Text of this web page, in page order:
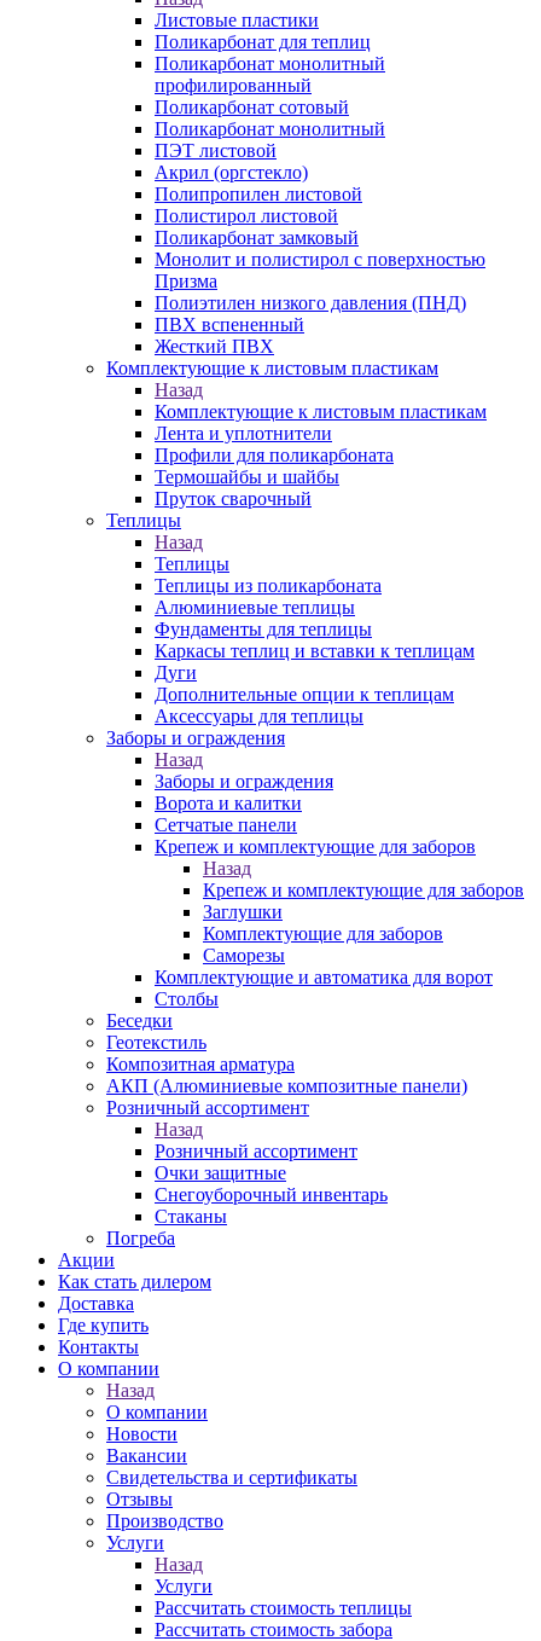
Листовые пластики
Поликарбонат для теплиц
Поликарбонат монолитный
профилированный
Поликарбонат сотовый
Поликарбонат монолитный
ПЭТ листовой
Акрил (оргстекло)
Полипропилен листовой
Полистирол листовой
Поликарбонат замковый
Монолит и полистирол с поверхностью
Призма
Полиэтилен низкого давления (ПНД)
ПВХ вспененный
Жесткий ПВХ
Комплектующие к листовым пластикам
Назад
Комплектующие к листовым пластикам
Лента и уплотнители
Профили для поликарбоната
Термошайбы и шайбы
Пруток сварочный
Теплицы
Назад
Теплицы
Теплицы из поликарбоната
Алюминиевые теплицы
Фундаменты для теплицы
Каркасы теплиц и вставки к теплицам
Дуги
Дополнительные опции к теплицам
Аксессуары для теплицы
Заборы и ограждения
Назад
Заборы и ограждения
Ворота и калитки
Сетчатые панели
Крепеж и комплектующие для заборов
Назад
Крепеж и комплектующие для заборов
Заглушки
Комплектующие для заборов
Саморезы
Комплектующие и автоматика для ворот
Столбы
Беседки
Геотекстиль
Композитная арматура
АКП (Алюминиевые композитные панели)
Розничный ассортимент
Назад
Розничный ассортимент
Очки защитные
Снегоуборочный инвентарь
Стаканы
Погреба
Акции
Как стать дилером
Доставка
Где купить
Контакты
О компании
Назад
О компании
Новости
Вакансии
Свидетельства и сертификаты
Отзывы
Производство
Услуги
Назад
Услуги
Рассчитать стоимость теплицы
Рассчитать стоимость забора